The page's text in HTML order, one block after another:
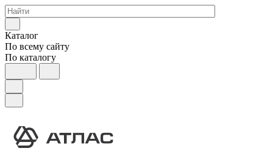
Каталог
По всему сайту
По каталогу